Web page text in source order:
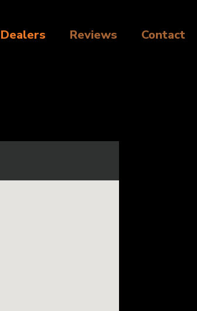
Dealers Reviews Contact